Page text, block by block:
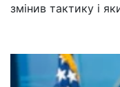
змінив тактику і